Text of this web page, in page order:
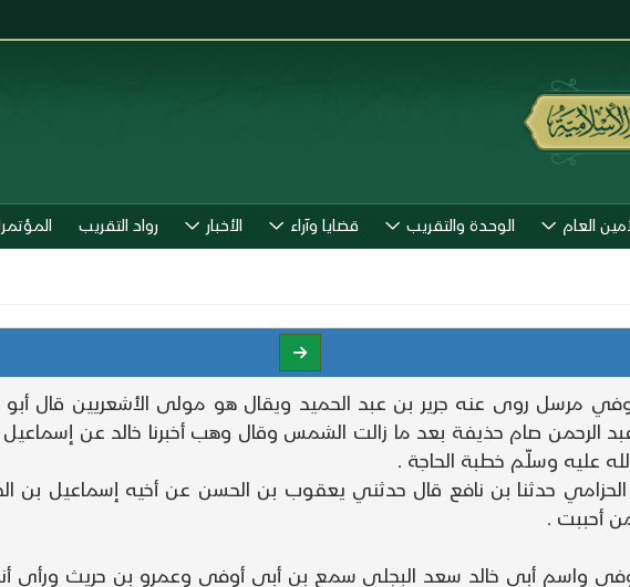
العام الوحدة والتقريب قضايا وآراء الأخبار رواد التقريب
مرسل روى عنه جرير بن عبد الحميد ويقال هو مولى الأشعريين قال
صام حذيفة بعد ما زالت الشمس وقال وهب أخبرنا خالد عن
عليه وسلّم خطبة الحاجة .
الحزامي حدثنا بن نافع قال حدثني يعقوب بن الحسن عن أخيه إسماعيل بن
أحببت .
الكوفي واسم أبي خالد سعد البجلي سمع بن أبي أوفى وعمرو بن حريث